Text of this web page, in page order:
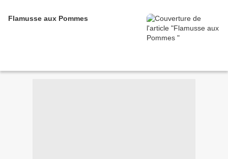
Flamusse aux Pommes